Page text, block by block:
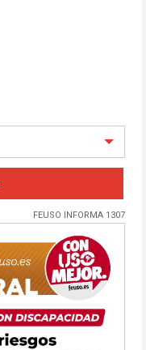
FEUSO INFORMA 1307